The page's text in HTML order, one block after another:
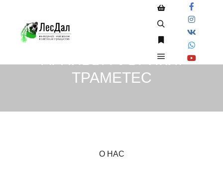
Боковая панель
Найти
Больше
АРХИВЫ РУБРИКИ:
ТРАМЕТЕС
О НАС